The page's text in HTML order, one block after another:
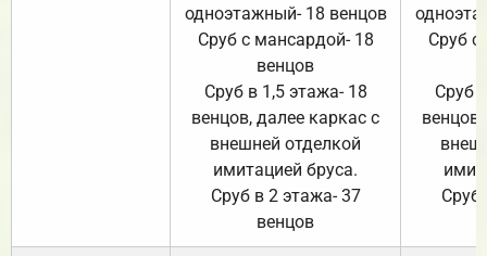
одноэтажный- 18 венцов
Сруб с мансардой- 18
венцов
Сруб в 1,5 этажа- 18
венцов, далее каркас с
внешней отделкой
имитацией бруса.
Сруб в 2 этажа- 37
венцов
Сруб с
Сруб
Сруб